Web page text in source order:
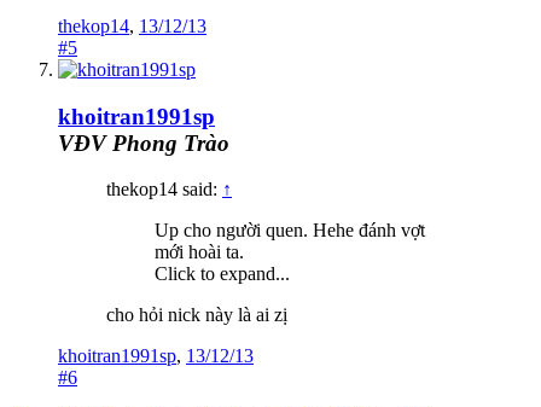
thekop14, 13/12/13
#5
khoitran1991sp
VĐV Phong Trào
thekop14 said: ↑
Up cho người quen. Hehe đánh vợt
mới hoài ta.
Click to expand...
cho hỏi nick này là ai zị
khoitran1991sp, 13/12/13
#6